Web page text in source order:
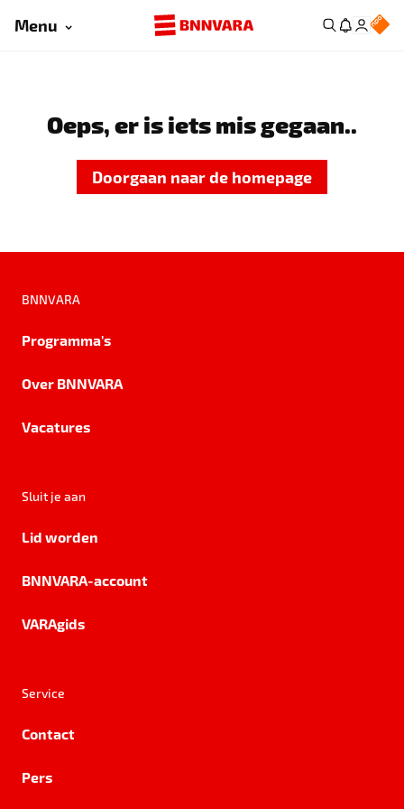
Menu
Oeps, er is iets mis gegaan..
Doorgaan naar de homepage
BNNVARA
Programma's
Over BNNVARA
Vacatures
Sluit je aan
Lid worden
BNNVARA-account
VARAgids
Service
Contact
Pers